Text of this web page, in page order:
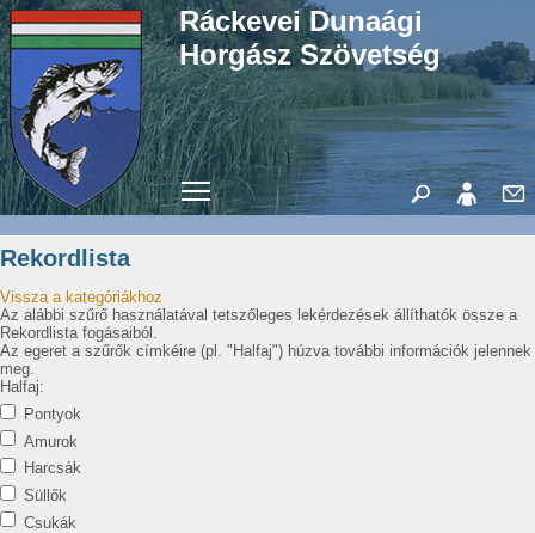
Ráckevei Dunaági
Horgász Szövetség
Toggle main menu visibility
Rekordlista
Vissza a kategóriákhoz
Az alábbi szűrő használatával tetszőleges lekérdezések állíthatók össze a
Rekordlista fogásaiból.
Az egeret a szűrők címkéire (pl. "Halfaj") húzva további információk jelennek
meg.
Halfaj:
Pontyok
Amurok
Harcsák
Süllők
Csukák